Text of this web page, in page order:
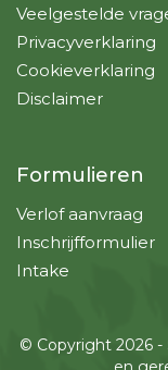
Veelgestelde
Privacyverklaring
Cookieverklaring
Disclaimer
Formulieren
Verlof aanvraag
Inschrijfformulier
Intake
© Copyright 2026 -